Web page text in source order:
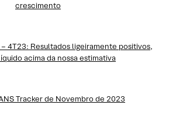
crescimento
4T23: Resultados ligeiramente positivos,
acima da nossa estimativa
Tracker de Novembro de 2023